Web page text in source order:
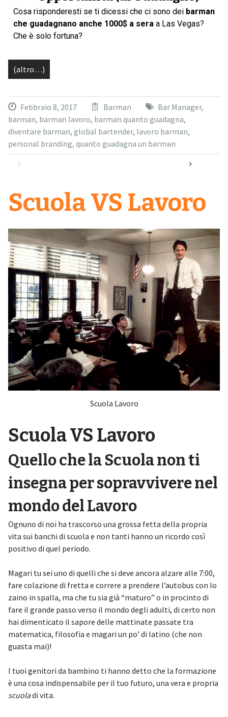
Cosa risponderesti se ti dicessi che ci sono dei barman
che guadagnano anche 1000$ a seraa Las Vegas?
Che è solo fortuna?
(altro…)
Febbraio 8, 2017 Barman Bar Manager,
barman, barman lavoro, barman quanto guadagna,
diventare barman, global bartender, lavoro barman,
personal branding, quanto guadagna un barman
Scuola VS Lavoro
Scuola Lavoro
Scuola VS Lavoro
Quello che la Scuola non ti
insegna per sopravvivere nel
mondo del Lavoro
Ognuno di noi ha trascorso una grossa fetta della propria
vita sui banchi di scuola e non tanti hanno un ricordo così
positivo di quel periodo.
Magari tu sei uno di quelli che si deve ancora alzare alle 7:00,
fare colazione di fretta e correre a prendere l’autobus con lo
zaino in spalla, ma che tu sia già “maturo” o in procinto di
fare il grande passo verso il mondo degli adulti, di certo non
hai dimenticato il sapore delle mattinate passate tra
matematica, filosofia e magari un po’ di latino (che non
guasta mai)!
I tuoi genitori da bambino ti hanno detto che la formazione
è una cosa indispensabile per il tuo futuro, una vera e propria
scuoladi vita.